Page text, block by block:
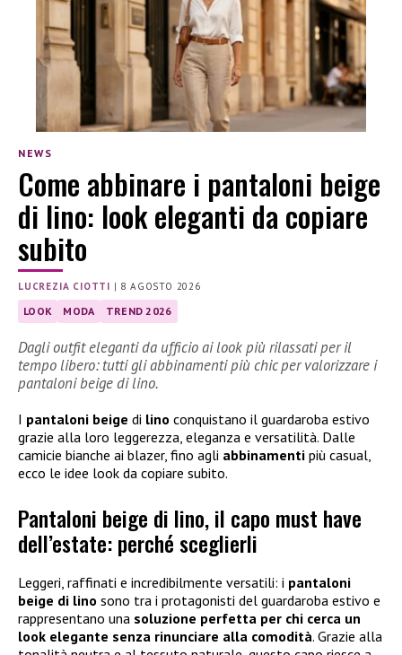
NEWS
Come abbinare i pantaloni beige
di lino: look eleganti da copiare
subito
LUCREZIA CIOTTI | 8 AGOSTO 2026
LOOK MODA TREND 2026
Dagli outfit eleganti da ufficio ai look più rilassati per il
tempo libero: tutti gli abbinamenti più chic per valorizzare i
pantaloni beige di lino.
I pantaloni beige di lino conquistano il guardaroba estivo
grazie alla loro leggerezza, eleganza e versatilità. Dalle
camicie bianche ai blazer, fino agli abbinamenti più casual,
ecco le idee look da copiare subito.
Pantaloni beige di lino, il capo must have
dell’estate: perché sceglierli
Leggeri, raffinati e incredibilmente versatili: i pantaloni
beige di lino sono tra i protagonisti del guardaroba estivo e
rappresentano una soluzione perfetta per chi cerca un
look elegante senza rinunciare alla comodità. Grazie alla